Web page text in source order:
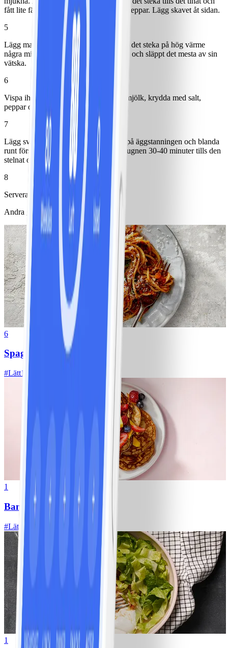
fått lite färg, krydda med salt och svartpeppar. Lägg skavet åt sidan.
5
Lägg margarin och svamp i pannan, låt det steka på hög värme
några minuter tills svampen fått fin färg och släppt det mesta av sin
vätska.
6
Vispa ihop riven ost, ägg, fraiche och mjölk, krydda med salt,
peppar och viltkrydda.
7
Lägg svamp och skav i pajskalet, häll på äggstanningen och blanda
runt försiktigt. Sätt in i nedre delen av ugnen 30-40 minuter tills den
stelnat och fått fin färg.
8
Servera gärna med en sallad.
Andra gillade också
6
Spagetti med köttfärssås
#Lätt10 MIN
1
Bananpannkakor
#Lätt 5 MIN
1